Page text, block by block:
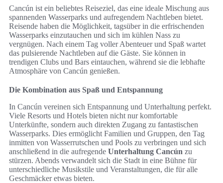
Cancún ist ein beliebtes Reiseziel, das eine ideale Mischung aus
spannenden Wasserparks und aufregendem Nachtleben bietet.
Reisende haben die Möglichkeit, tagsüber in die erfrischenden
Wasserparks einzutauchen und sich im kühlen Nass zu
vergnügen. Nach einem Tag voller Abenteuer und Spaß wartet
das pulsierende Nachtleben auf die Gäste. Sie können in
trendigen Clubs und Bars eintauchen, während sie die lebhafte
Atmosphäre von Cancún genießen.
Die Kombination aus Spaß und Entspannung
In Cancún vereinen sich Entspannung und Unterhaltung perfekt.
Viele Resorts und Hotels bieten nicht nur komfortable
Unterkünfte, sondern auch direkten Zugang zu fantastischen
Wasserparks. Dies ermöglicht Familien und Gruppen, den Tag
inmitten von Wasserrutschen und Pools zu verbringen und sich
anschließend in die aufregende Unterhaltung Cancún zu
stürzen. Abends verwandelt sich die Stadt in eine Bühne für
unterschiedliche Musikstile und Veranstaltungen, die für alle
Geschmäcker etwas bieten.